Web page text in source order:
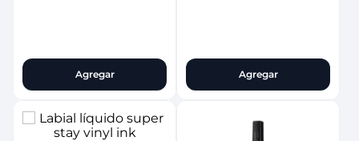
Agregar Agregar